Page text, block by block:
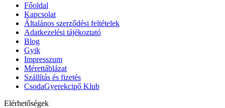
Főoldal
Kapcsolat
Általános szerződési feltételek
Adatkezelési tájékoztató
Blog
Gyik
Impresszum
Mérettáblázat
Szállítás és fizetés
CsodaGyerekcipő Klub
Elérhetőségek